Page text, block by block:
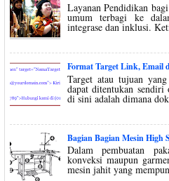
Layanan Pendidikan
umum terbagi ke
integrase dan inklusi.
Format Target Link, Email
Target atau tujuan
dapat ditentukan
di sini adalah dimana
Bagian Bagian Mesin High
Dalam pembuatan
konveksi maupun
mesin jahit yang